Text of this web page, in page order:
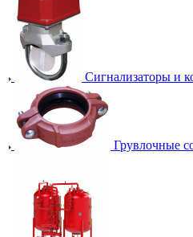
Сигнализаторы и
Грувлочные